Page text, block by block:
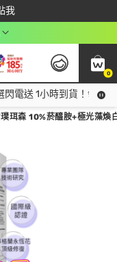
我
0
閃電送 1小時到貨！領神
珥森 10%菸醯胺+極光藻煥